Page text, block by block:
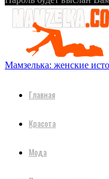
Мамзелька: женские
Главная
Красота
Мода